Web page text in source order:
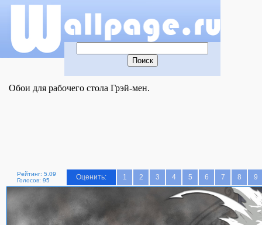
Обои для рабочего стола Грэй-мен.
Рейтинг: 5.09
Голосов: 95
Оценить: 1 2 3 4 5 6 7 8 9